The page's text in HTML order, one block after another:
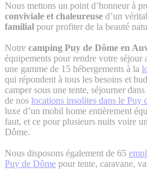
Nous mettons un point d’honneur à
conviviale et chaleureuse d’un
familial pour profiter de la beauté
Notre camping Puy de Dôme en
équipements pour rendre votre séjour
une gamme de 15 hébergements à la
qui répondent à tous les besoins et
camper sous une tente, séjourner
de nos locations insolites dans le Puy
luxe d’un mobil home entièrement
faut, et ce pour plusieurs nuits voire
Dôme.
Nous disposons également de 65
Puy de Dôme pour tente, caravane,